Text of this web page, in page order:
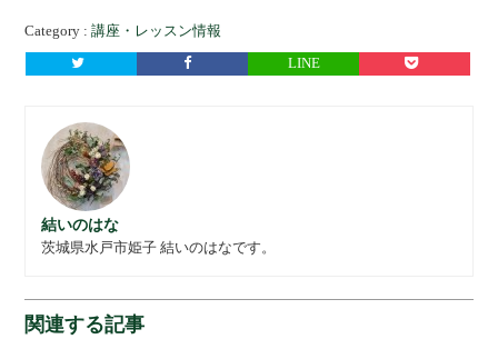
Category :講座・レッスン情報
LINE
結いのはな
茨城県水戸市姫子 結いのはなです。
関連する記事